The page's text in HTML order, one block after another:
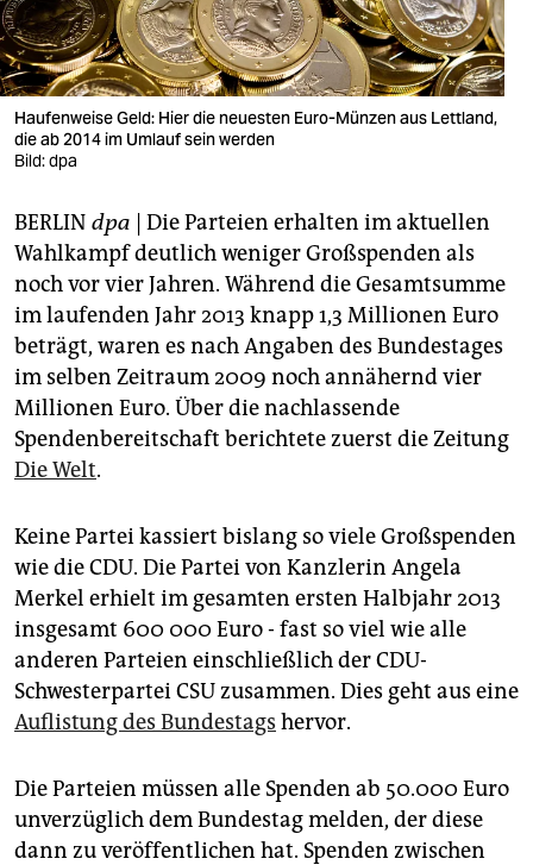
verlag
verlag
veranstaltungen
shop
fragen & hilfe
unterstützen
abo
genossenschaft
epaper login
Haufenweise Geld: Hier die neuesten Euro-Münzen aus Lettland,
die ab 2014 im Umlauf sein werden
Bild: dpa
BERLIN dpa | Die Parteien erhalten im aktuellen
Wahlkampf deutlich weniger Großspenden als
noch vor vier Jahren. Während die Gesamtsumme
im laufenden Jahr 2013 knapp 1,3 Millionen Euro
beträgt, waren es nach Angaben des Bundestages
im selben Zeitraum 2009 noch annähernd vier
Millionen Euro. Über die nachlassende
Spendenbereitschaft berichtete zuerst die Zeitung
Die Welt.
Keine Partei kassiert bislang so viele Großspenden
wie die CDU. Die Partei von Kanzlerin Angela
Merkel erhielt im gesamten ersten Halbjahr 2013
insgesamt 600 000 Euro - fast so viel wie alle
anderen Parteien einschließlich der CDU-
Schwesterpartei CSU zusammen. Dies geht aus eine
Auflistung des Bundestags hervor.
Die Parteien müssen alle Spenden ab 50.000 Euro
unverzüglich dem Bundestag melden, der diese
dann zu veröffentlichen hat. Spenden zwischen